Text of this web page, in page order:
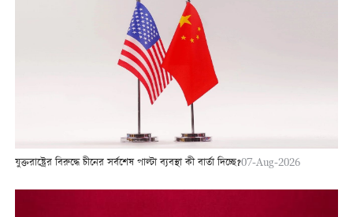
যুক্তরাষ্ট্রের বিরুদ্ধে চীনের সর্বশেষ পাল্টা ব্যবস্থা কী বার্তা দিচ্ছে?07-Aug-2026